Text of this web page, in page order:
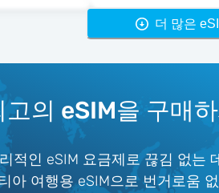
더 많은
의 eSIM을 구매
적인 eSIM 요금제로 끊김 없는
여행용 eSIM으로 번거로움